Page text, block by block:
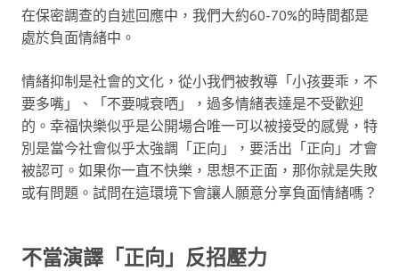
在保密調查的自述回應中，我們大約60-70%的時間都是
處於負面情緒中。
情緒抑制是社會的文化，從小我們被教導「小孩要乖，不
要多嘴」、「不要喊衰哂」，過多情緒表達是不受歡迎
的。幸福快樂似乎是公開場合唯一可以被接受的感覺，特
別是當今社會似乎太強調「正向」，要活出「正向」才會
被認可。如果你一直不快樂，思想不正面，那你就是失敗
或有問題。試問在這環境下會讓人願意分享負面情緒嗎？
不當演譯「正向」反招壓力